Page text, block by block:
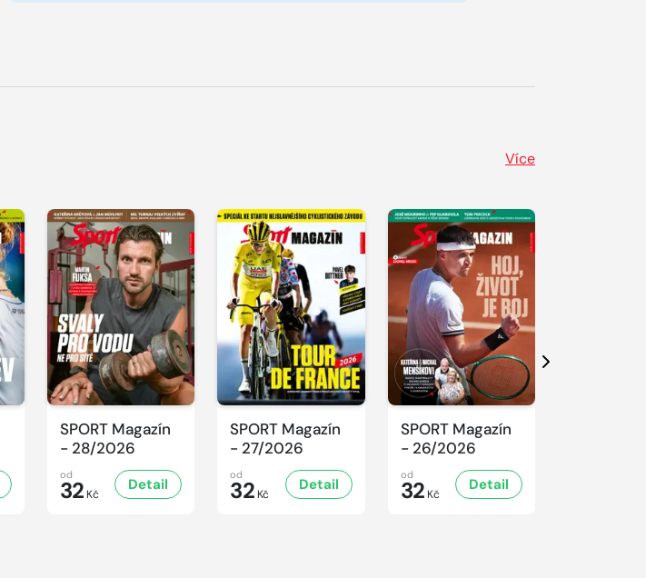
Více
SPORT Magazín
- 28/2026
od
32 Kč
Detail
SPORT Magazín
- 27/2026
od
32 Kč
Detail
SPORT Magazín
- 26/2026
od
32 Kč
Detail
Další